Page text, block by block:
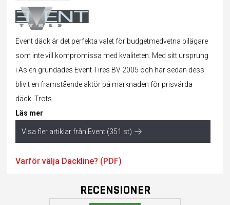
Event däck är det perfekta valet för budgetmedvetna bilägare
som inte vill kompromissa med kvaliteten. Med sitt ursprung
i Asien grundades Event Tires BV 2005 och har sedan dess
blivit en framstående aktör på marknaden för prisvärda
däck. Trots
Läs mer
Visa fler artiklar från Event (351 st)
Varför välja Dackline? (PDF)
RECENSIONER